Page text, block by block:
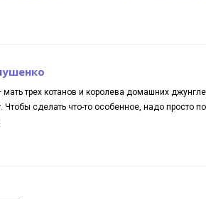
трех котанов и королева домашних
Чтобы сделать что-то особенное, надо просто